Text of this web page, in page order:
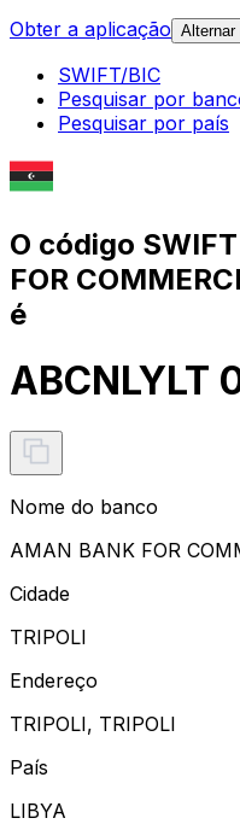
Obter a aplicação Alternar
SWIFT/BIC
Pesquisar por
Pesquisar por país
O código
FOR
é
ABCNLYLT
Nome do banco
AMAN BANK FOR
Cidade
TRIPOLI
Endereço
TRIPOLI, TRIPOLI
País
LIBYA